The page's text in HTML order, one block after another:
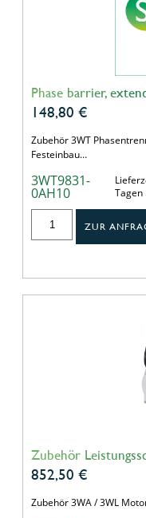
Phase barrier,
148,80 €
Zubehör 3WT
Festeinbau…
3WT9831-
0AH10
Tagen
ZUR
Zubehör
852,50 €
Zubehör 3WA / 3WL